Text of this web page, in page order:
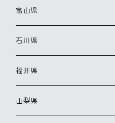
富山県
石川県
福井県
山梨県